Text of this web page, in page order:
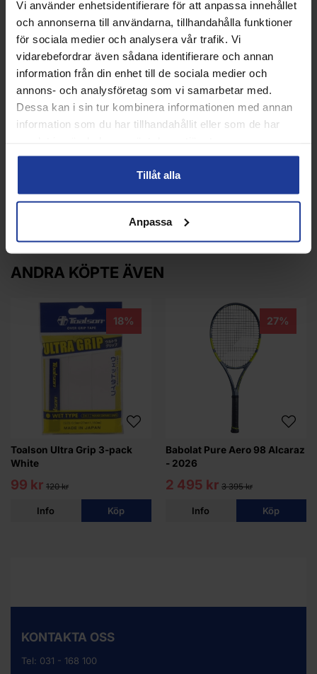
Vi använder enhetsidentifierare för att anpassa innehållet
och annonserna till användarna, tillhandahålla funktioner
för sociala medier och analysera vår trafik. Vi
vidarebefordrar även sådana identifierare och annan
information från din enhet till de sociala medier och
annons- och analysföretag som vi samarbetar med.
Dessa kan i sin tur kombinera informationen med annan
information som du har tillhandahållit eller som de har
Tillåt alla
Anpassa
Nike Court dri-Fit Victory
Shorts 7 tum Navy
Info Köp
NIKE Victory Tank Navy
Women
Info Köp
ANDRA KÖPTE ÄVEN
18%
Toalson Ultra Grip 3-pack
White
99 kr 120 kr
Info Köp
27%
Babolat Pure Aero 98 Alcaraz
- 2026
2 495 kr 3 395 kr
Info Köp
KONTAKTA OSS
Tel: 031 - 168 100